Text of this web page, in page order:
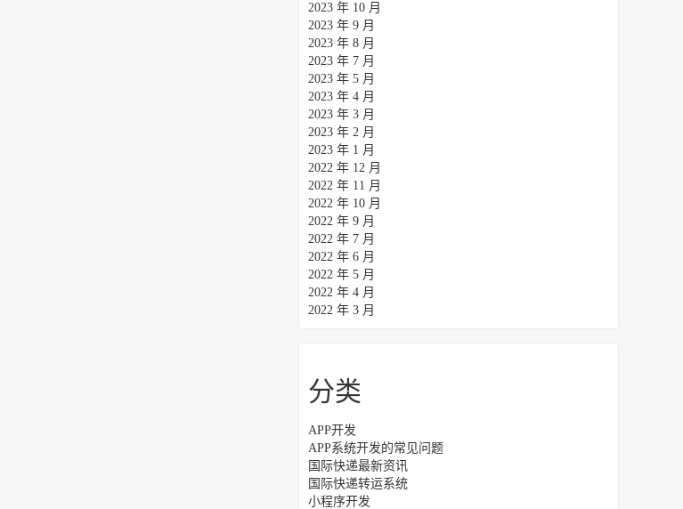
2023 年 10 月
2023 年 9 月
2023 年 8 月
2023 年 7 月
2023 年 5 月
2023 年 4 月
2023 年 3 月
2023 年 2 月
2023 年 1 月
2022 年 12 月
2022 年 11 月
2022 年 10 月
2022 年 9 月
2022 年 7 月
2022 年 6 月
2022 年 5 月
2022 年 4 月
2022 年 3 月
分类
APP开发
APP系统开发的常见问题
国际快递最新资讯
国际快递转运系统
小程序开发